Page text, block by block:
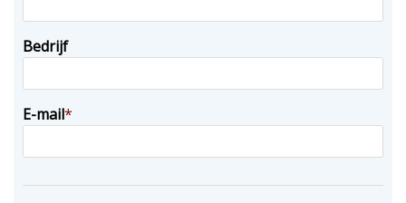
Bedrijf
E-mail*